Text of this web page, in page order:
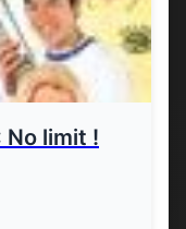
No limit !